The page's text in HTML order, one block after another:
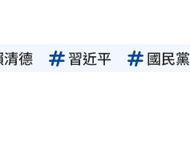
清德 習近平 國民黨